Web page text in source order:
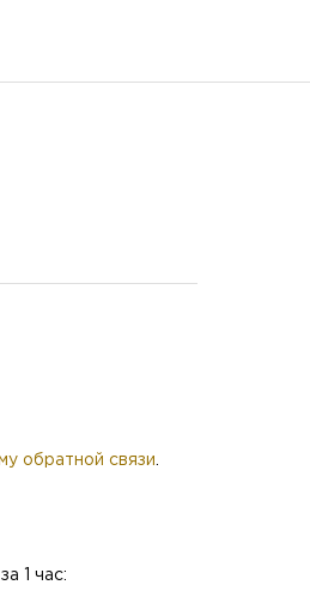
обратной связи
1 час: